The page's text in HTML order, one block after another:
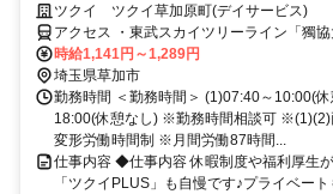
ッフ求人】
ツクイ ツクイ草加原町(デイサービス)
アクセス ・東武スカイツリーライン「獨
乗車、「草加西高校入口」下車徒歩約2分
時給1,141円～1,289円
埼玉県草加市
勤務時間 ＜勤務時間＞ (1)07:40～10:00(
18:00(休憩なし) ※勤務時間相談可
変形労働時間制 ※月間労働87時間...
仕事内容 ◆仕事内容 休暇制度や福利厚生
「ツクイPLUS」も自慢です♪プライベー